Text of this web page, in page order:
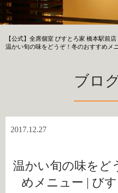
【公式】全席個室 びすとろ家 橋本駅前店
温かい旬の味をどうぞ！冬のおすすめメ
ブロ
2017.12.27
温かい旬の味をど
めメニュー | び